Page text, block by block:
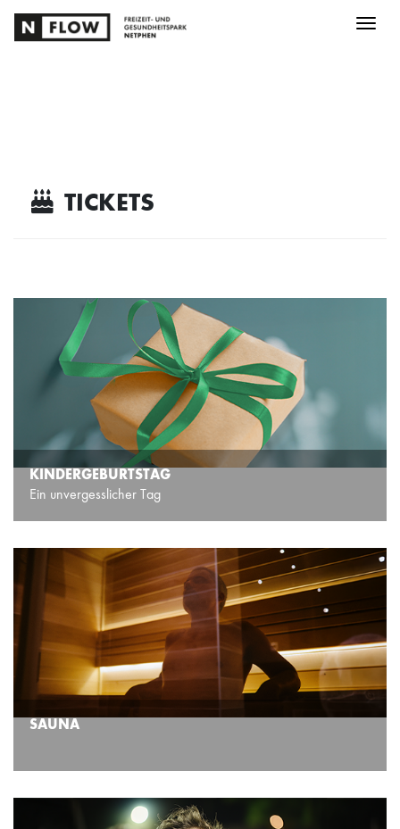
TICKETS
KINDERGEBURTSTAG
Ein unvergesslicher Tag
SAUNA